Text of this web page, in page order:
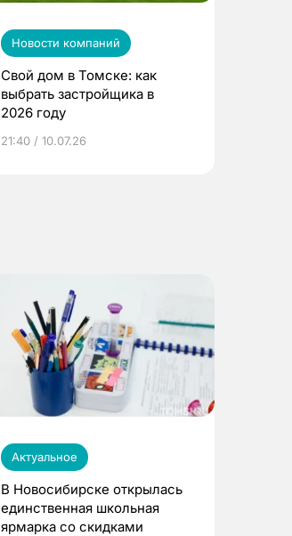
Новости компаний
Свой дом в Томске: как
выбрать застройщика в
2026 году
21:40 / 10.07.26
Актуальное
В Новосибирске открылась
единственная школьная
ярмарка со скидками